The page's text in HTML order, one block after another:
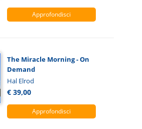
Approfondisci
The Miracle Morning - On
Demand
Hal Elrod
€ 39,00
Approfondisci